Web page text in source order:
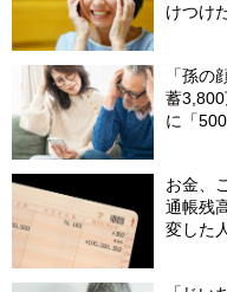
けつけ
「孫
蓄
に「
お金、
通帳残
変した